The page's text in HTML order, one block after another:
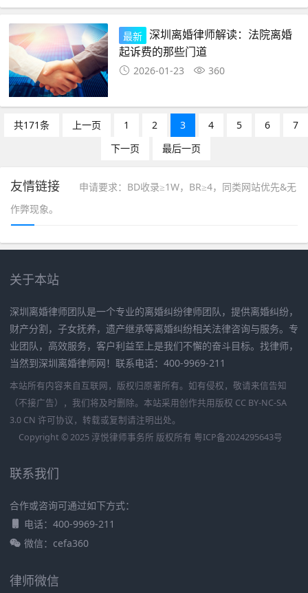
最新 深圳离婚律师解读：法院离婚
起诉费的那些门道
2026-01-23 360
共171条 上一页 1 2 3 4 5 6
7
下一页
最后一页
友情链接
申请要求：BD收录≥1W，BR≥4，同类网站优先&无
作弊现象。
关于本站
深圳离婚律师团队是一个专业的离婚纠纷律师团队，提供离婚纠纷，
财产分割，子女抚养，遗产继承等离婚纠纷相关法律咨询与服务。专
业团队，高效服务，客户利益至上是我们不懈的奋斗目标。找律师，
当然到深圳离婚律师网！联系电话：400-9969-211
本站所有内容来自互联网，版权归原著所有。如有侵权，敬请来信告知
（不接广告），我们将及时删除。本站采用创作共用版权 CC BY-NC-SA
3.0 CN 许可协议，转载或复制请注明出处。
Copyright © 2025 淳悦律师事务所 版权所有 粤ICP备2024295643号
联系我们
合作或咨询可通过如下方式：
电话：400-9969-211
微信：cefa360
律师微信